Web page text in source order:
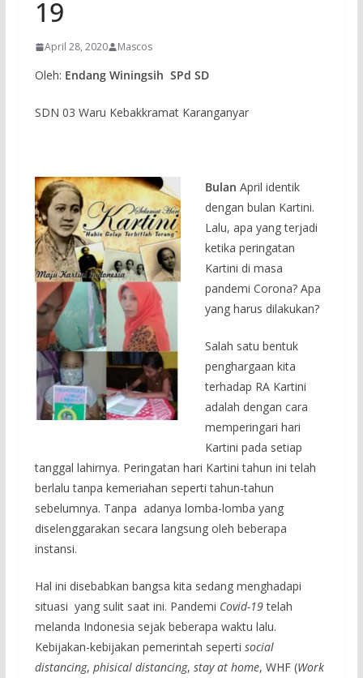
19
April 28, 2020 Mascos
Oleh: Endang Winingsih SPd SD
SDN 03 Waru Kebakkramat Karanganyar
Bulan April identik
dengan bulan Kartini.
Lalu, apa yang terjadi
ketika peringatan
Kartini di masa
pandemi Corona? Apa
yang harus dilakukan?
Salah satu bentuk
penghargaan kita
terhadap RA Kartini
adalah dengan cara
memperingari hari
Kartini pada setiap
tanggal lahirnya. Peringatan hari Kartini tahun ini telah
berlalu tanpa kemeriahan seperti tahun-tahun
sebelumnya. Tanpa adanya lomba-lomba yang
diselenggarakan secara langsung oleh beberapa
instansi.
Hal ini disebabkan bangsa kita sedang menghadapi
situasi yang sulit saat ini. Pandemi Covid-19telah
melanda Indonesia sejak beberapa waktu lalu.
Kebijakan-kebijakan pemerintah seperti social
distancing, phisical distancing, stay at home, WHF (Work